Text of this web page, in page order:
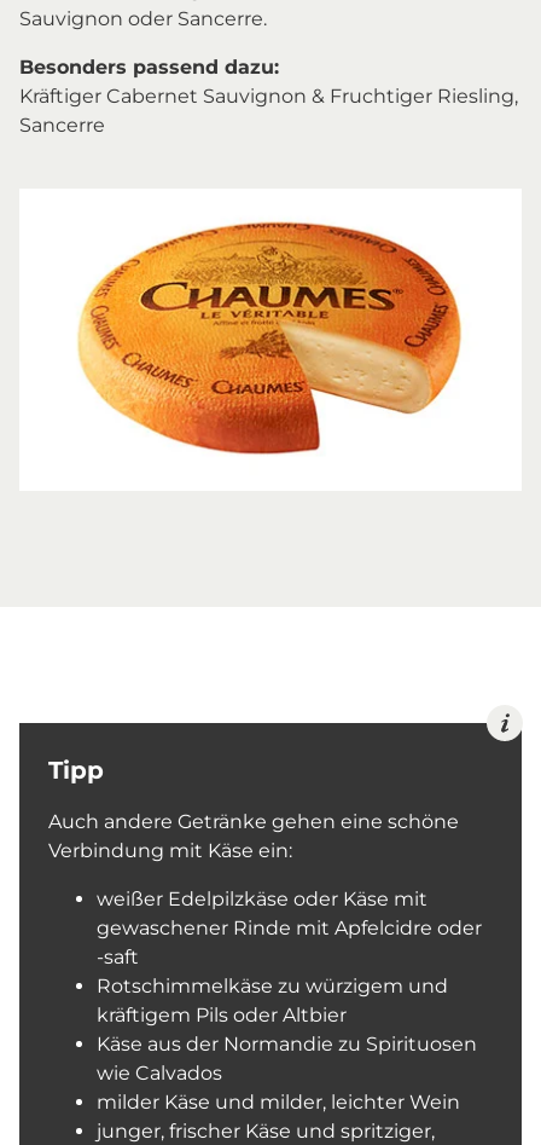
Sauvignon oder Sancerre.
Besonders passend dazu:
Kräftiger Cabernet Sauvignon & Fruchtiger Riesling,
Sancerre
Tipp
Auch andere Getränke gehen eine schöne
Verbindung mit Käse ein:
weißer Edelpilzkäse oder Käse mit
gewaschener Rinde mit Apfelcidre oder
-saft
Rotschimmelkäse zu würzigem und
kräftigem Pils oder Altbier
Käse aus der Normandie zu Spirituosen
wie Calvados
milder Käse und milder, leichter Wein
junger, frischer Käse und spritziger,